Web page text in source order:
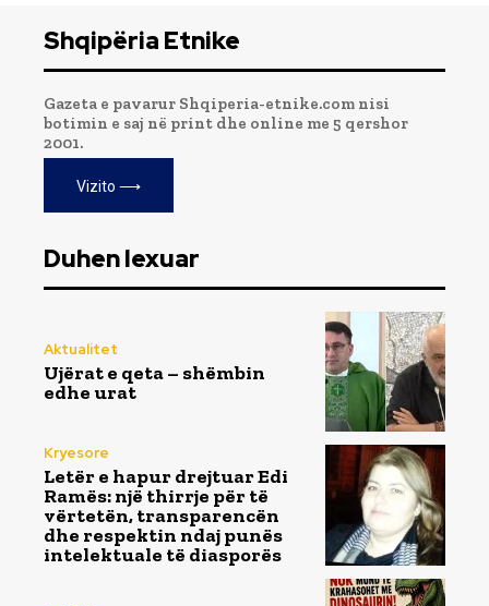
Shqipëria Etnike
Gazeta e pavarur Shqiperia-etnike.com nisi
botimin e saj në print dhe online me 5 qershor
2001.
Vizito ⟶
Duhen lexuar
Aktualitet
Ujërat e qeta – shëmbin
edhe urat
Kryesore
Letër e hapur drejtuar Edi
Ramës: një thirrje për të
vërtetën, transparencën
dhe respektin ndaj punës
intelektuale të diasporës